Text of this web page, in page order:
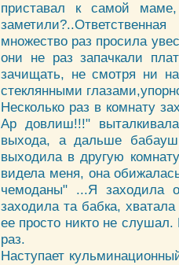
приставал к самой
множество раз просила
они не раз запачкали
зачищать, не смотря ни
стеклянными
Несколько раз в комнату
Ар довлиш!!!"
выхода, а дальше
выходила в другую
видела меня, она
чемоданы" ...Я заходила
заходила та бабка,
ее просто никто не
раз.
Наступает